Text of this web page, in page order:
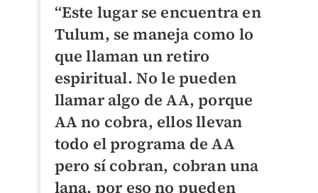
“Este lugar se encuentra en
Tulum, se maneja como lo
que llaman un retiro
espiritual. No le pueden
llamar algo de AA, porque
AA no cobra, ellos llevan
todo el programa de AA
pero sí cobran, cobran una
lana, por eso no pueden